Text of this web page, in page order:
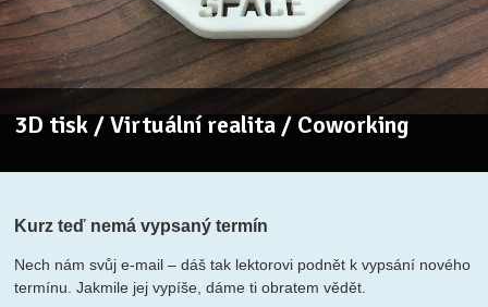
3D tisk / Virtuální realita / Coworking
Kurz teď nemá vypsaný termín
Nech nám svůj e-mail – dáš tak lektorovi podnět k vypsání nového
termínu. Jakmile jej vypíše, dáme ti obratem vědět.